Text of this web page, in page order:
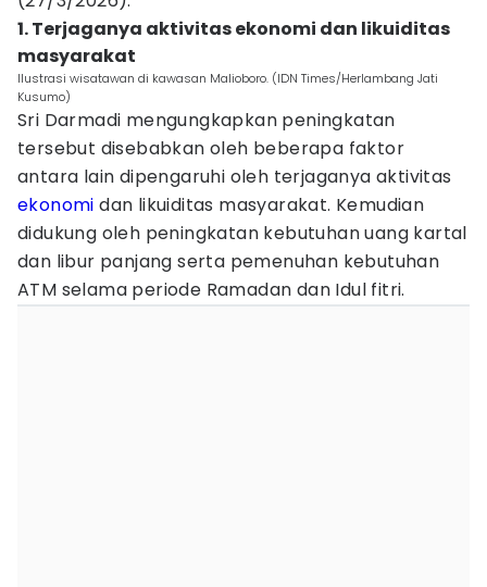
1. Terjaganya aktivitas ekonomi dan likuiditas
masyarakat
Ilustrasi wisatawan di kawasan Malioboro. (IDN Times/Herlambang Jati
Kusumo)
Sri Darmadi mengungkapkan peningkatan
tersebut disebabkan oleh beberapa faktor
antara lain dipengaruhi oleh terjaganya aktivitas
ekonomi dan likuiditas masyarakat. Kemudian
didukung oleh peningkatan kebutuhan uang kartal
dan libur panjang serta pemenuhan kebutuhan
ATM selama periode Ramadan dan Idul fitri.